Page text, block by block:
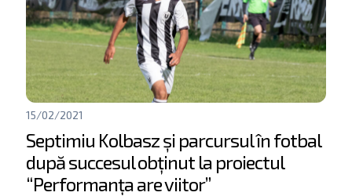
15/02/2021
Septimiu Kolbasz și parcursul în fotbal
după succesul obținut la proiectul
“Performanța are viitor”